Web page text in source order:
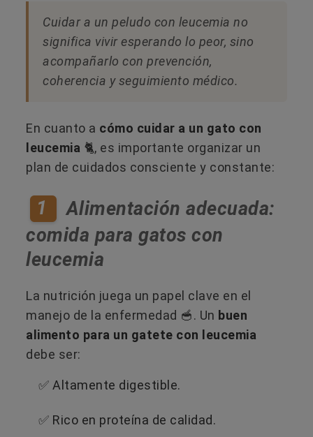
Cuidar a un peludo con leucemia no
significa vivir esperando lo peor, sino
acompañarlo con prevención,
coherencia y seguimiento médico.
En cuanto a cómo cuidar a un gato con
leucemia 🐈, es importante organizar un
plan de cuidados consciente y constante:
1
Alimentación adecuada:
comida para gatos con
leucemia
La nutrición juega un papel clave en el
manejo de la enfermedad 🥣​. Un buen
alimento para un gatete con leucemia
debe ser:
✅​ Altamente digestible.
✅​ Rico en proteína de calidad.